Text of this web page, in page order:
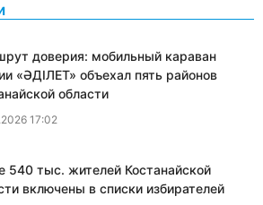
доверия: мобильный караван
«ӘДІЛЕТ» объехал пять районов
области
17:02
540 тыс. жителей Костанайской
включены в списки избирателей